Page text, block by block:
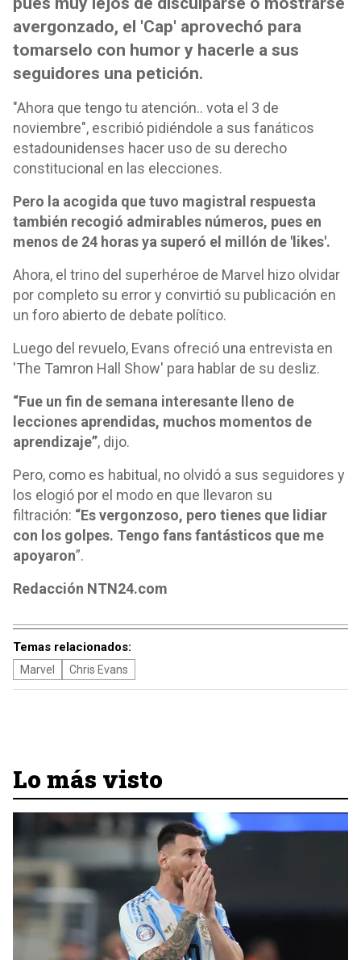
avergonzado, el 'Cap' aprovechó para
tomarselo con humor y hacerle a sus
seguidores una petición.
"Ahora que tengo tu atención.. vota el 3 de
noviembre", escribió pidiéndole a sus fanáticos
estadounidenses hacer uso de su derecho
constitucional en las elecciones.
Pero la acogida que tuvo magistral respuesta
también recogió admirables números, pues en
menos de 24 horas ya superó el millón de 'likes'.
Ahora, el trino del superhéroe de Marvel hizo olvidar
por completo su error y convirtió su publicación en
un foro abierto de debate político.
Luego del revuelo, Evans ofreció una entrevista en
'The Tamron Hall Show' para hablar de su desliz.
“Fue un fin de semana interesante lleno de
lecciones aprendidas, muchos momentos de
aprendizaje”, dijo.
Pero, como es habitual, no olvidó a sus seguidores y
los elogió por el modo en que llevaron su
filtración: “Es vergonzoso, pero tienes que lidiar
con los golpes. Tengo fans fantásticos que me
apoyaron”.
Redacción NTN24.com
Temas relacionados:
Marvel Chris Evans
Lo más visto